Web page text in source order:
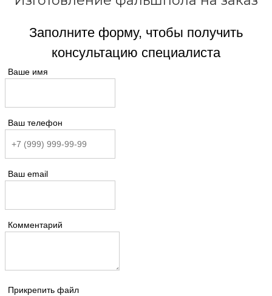
Заполните форму, чтобы получить
консультацию специалиста
Ваше имя
Ваш телефон
Ваш email
Комментарий
Прикрепить файл